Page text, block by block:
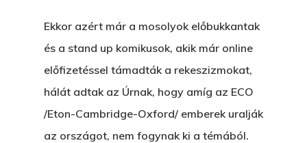
Ekkor azért már a mosolyok előbukkantak
és a stand up komikusok, akik már online
előfizetéssel támadták a rekeszizmokat,
hálát adtak az Úrnak, hogy amíg az ECO
/Eton-Cambridge-Oxford/ emberek uralják
az országot, nem fogynak ki a témából.